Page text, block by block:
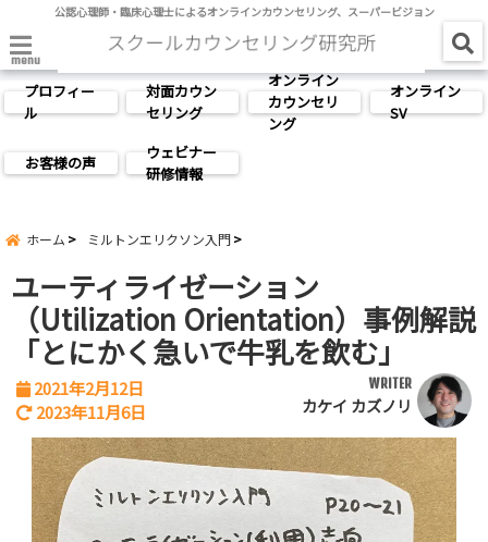
公認心理師・臨床心理士によるオンラインカウンセリング、スーパービジョン
menu
プロフィー
ル
対面カウン
セリング
オンライン
カウンセリ
ング
オンライン
SV
お客様の声
ウェビナー
研修情報
ホーム ミルトンエリクソン入門
ユーティライゼーション
（Utilization Orientation）事例解説
「とにかく急いで牛乳を飲む」
2021年2月12日
2023年11月6日
WRITER
カケイ カズノリ